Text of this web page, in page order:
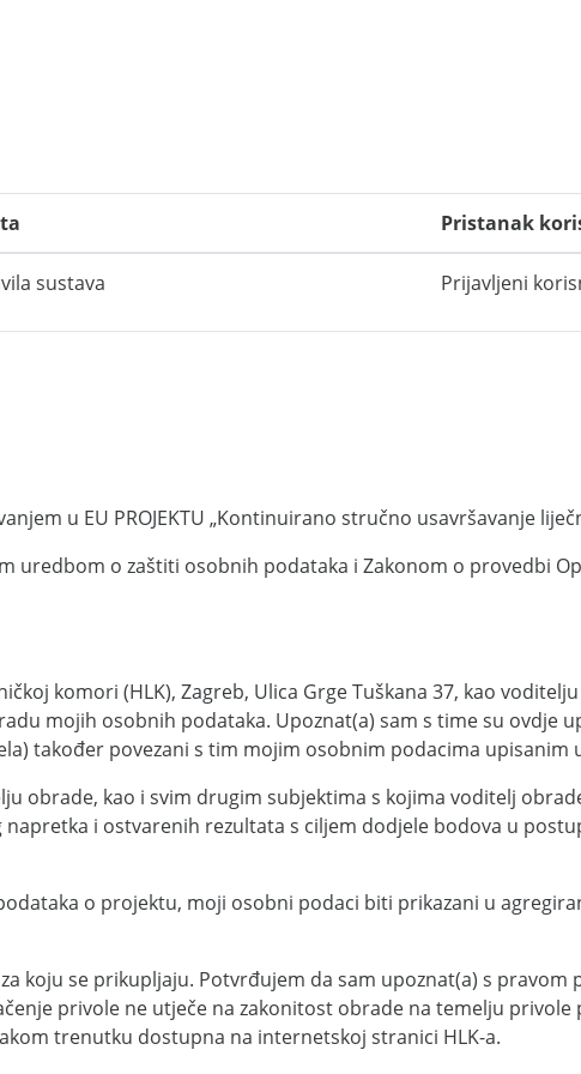
Pristanak
sustava Prijavljeni
u EU PROJEKTU „Kontinuirano stručno usavršavanje
uredbom o zaštiti osobnih podataka i Zakonom o provedbi
komori (HLK), Zagreb, Ulica Grge Tuškana 37, kao
mojih osobnih podataka. Upoznat(a) sam s time su ovdje
također povezani s tim mojim osobnim podacima upisanim
obrade, kao i svim drugim subjektima s kojima voditelj
i ostvarenih rezultata s ciljem dodjele bodova u
o projektu, moji osobni podaci biti prikazani u
koju se prikupljaju. Potvrđujem da sam upoznat(a) s
privole ne utječe na zakonitost obrade na temelju
trenutku dostupna na internetskoj stranici HLK-a.